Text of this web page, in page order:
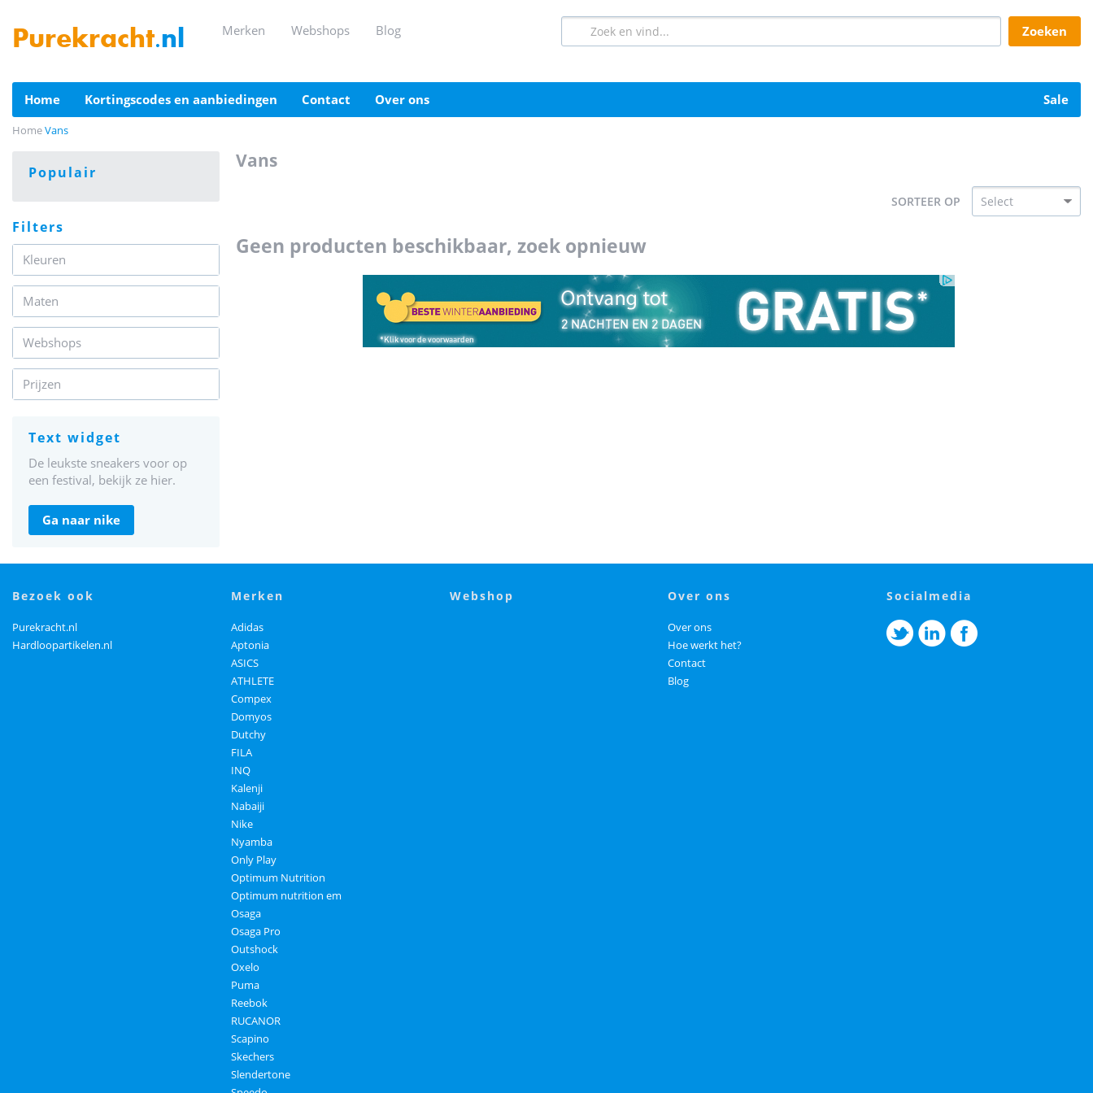
Purekracht.nl merken webshops blog zoeken
home kortingscodes en aanbiedingen contact over ons sale
HomeVans
vans
SORTEER OP
geen producten beschikbaar, zoek opnieuw
populair
filters
Kleuren
Maten
Webshops
Prijzen
text widget
De leukste sneakers voor op
een festival, bekijk ze hier.
ga naar nike
bezoek ook
Purekracht.nl
Hardloopartikelen.nl
merken
Adidas
Aptonia
ASICS
ATHLETE
Compex
Domyos
Dutchy
FILA
INQ
Kalenji
Nabaiji
Nike
Nyamba
Only Play
Optimum Nutrition
Optimum nutrition em
Osaga
Osaga Pro
Outshock
Oxelo
Puma
Reebok
RUCANOR
Scapino
Skechers
Slendertone
webshop over ons
Over ons
Hoe werkt het?
Contact
Blog
socialmedia